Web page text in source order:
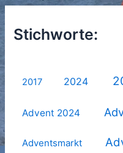
Stichworte:
2017 2024
Advent 2024
Adventsmarkt